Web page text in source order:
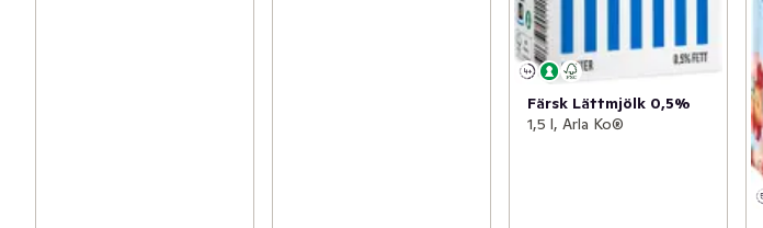
Färsk Lättmjölk 0,5%
1,5 l, Arla Ko®